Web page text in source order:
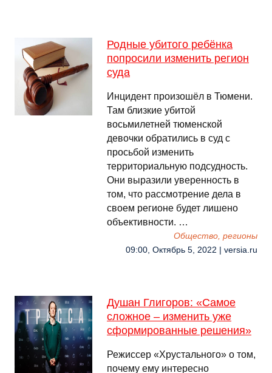
Родные убитого ребёнка
попросили изменить регион
суда
Инцидент произошёл в Тюмени.
Там близкие убитой
восьмилетней тюменской
девочки обратились в суд с
просьбой изменить
территориальную подсудность.
Они выразили уверенность в
том, что рассмотрение дела в
своем регионе будет лишено
объективности. …
Общество, регионы
09:00, Октябрь 5, 2022 | versia.ru
Душан Глигоров: «Самое
сложное – изменить уже
сформированные решения»
Режиссер «Хрустального» о том,
почему ему интересно